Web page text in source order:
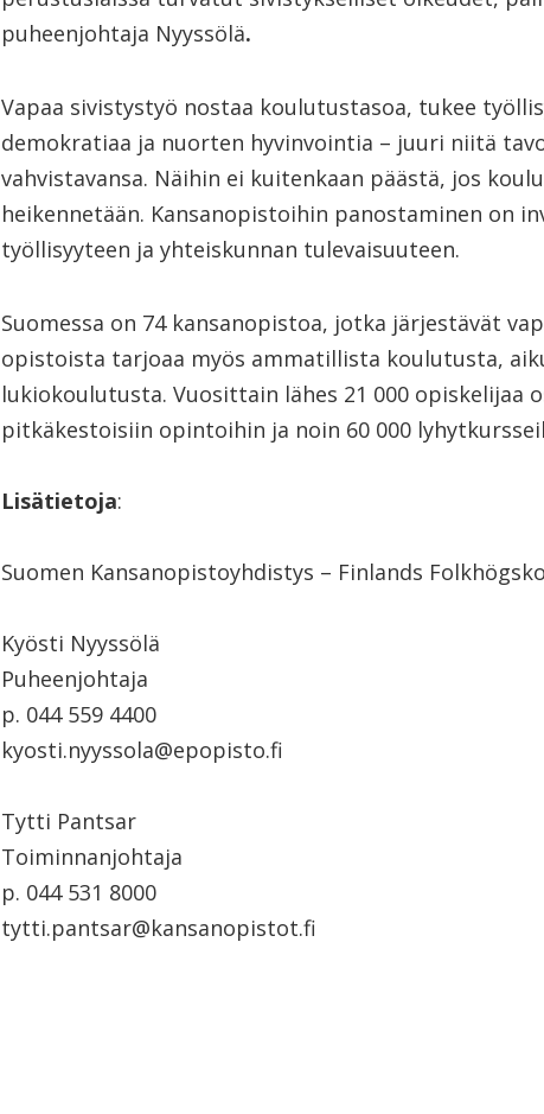
puheenjohtaja Nyyssölä.
Vapaa sivistystyö nostaa koulutustasoa, tukee
demokratiaa ja nuorten hyvinvointia – juuri niitä
vahvistavansa. Näihin ei kuitenkaan päästä, jos
heikennetään. Kansanopistoihin panostaminen on
työllisyyteen ja yhteiskunnan tulevaisuuteen.
Suomessa on 74 kansanopistoa, jotka järjestävät
opistoista tarjoaa myös ammatillista koulutusta,
lukiokoulutusta. Vuosittain lähes 21 000 opiskelijaa
pitkäkestoisiin opintoihin ja noin 60 000
Lisätietoja:
Suomen Kansanopistoyhdistys – Finlands
Kyösti Nyyssölä
Puheenjohtaja
p. 044 559 4400
kyosti.nyyssola@epopisto.fi
Tytti Pantsar
Toiminnanjohtaja
p. 044 531 8000
tytti.pantsar@kansanopistot.fi